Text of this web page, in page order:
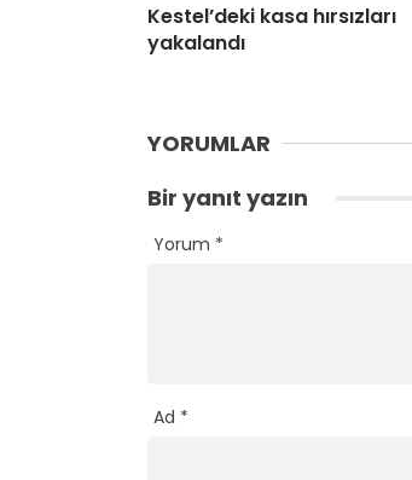
Kestel’deki kasa hırsızları
yakalandı
YORUMLAR
Bir yanıt yazın
Yorum *
Ad *